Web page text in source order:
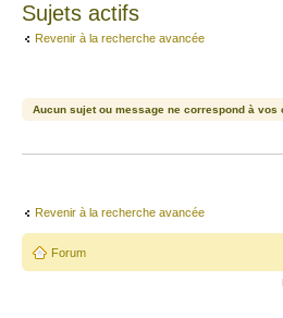
Sujets actifs
Revenir à la recherche avancée
Aucun sujet ou message ne correspond à vos
Revenir à la recherche avancée
Forum